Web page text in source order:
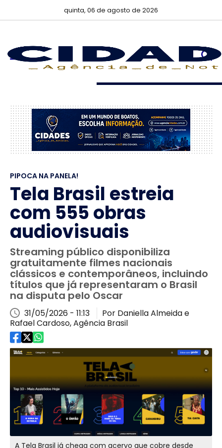
quinta, 06 de agosto de 2026
PIPOCA NA PANELA!
Tela Brasil estreia
com 555 obras
audiovisuais
Streaming público disponibiliza
gratuitamente filmes nacionais
clássicos e contemporâneos, incluindo
títulos que já representaram o Brasil
na disputa pelo Oscar
31/05/2026 - 11:13
Por Daniella Almeida e
Rafael Cardoso, Agência Brasil
A Tela Brasil já chega com acervo que cobre desde